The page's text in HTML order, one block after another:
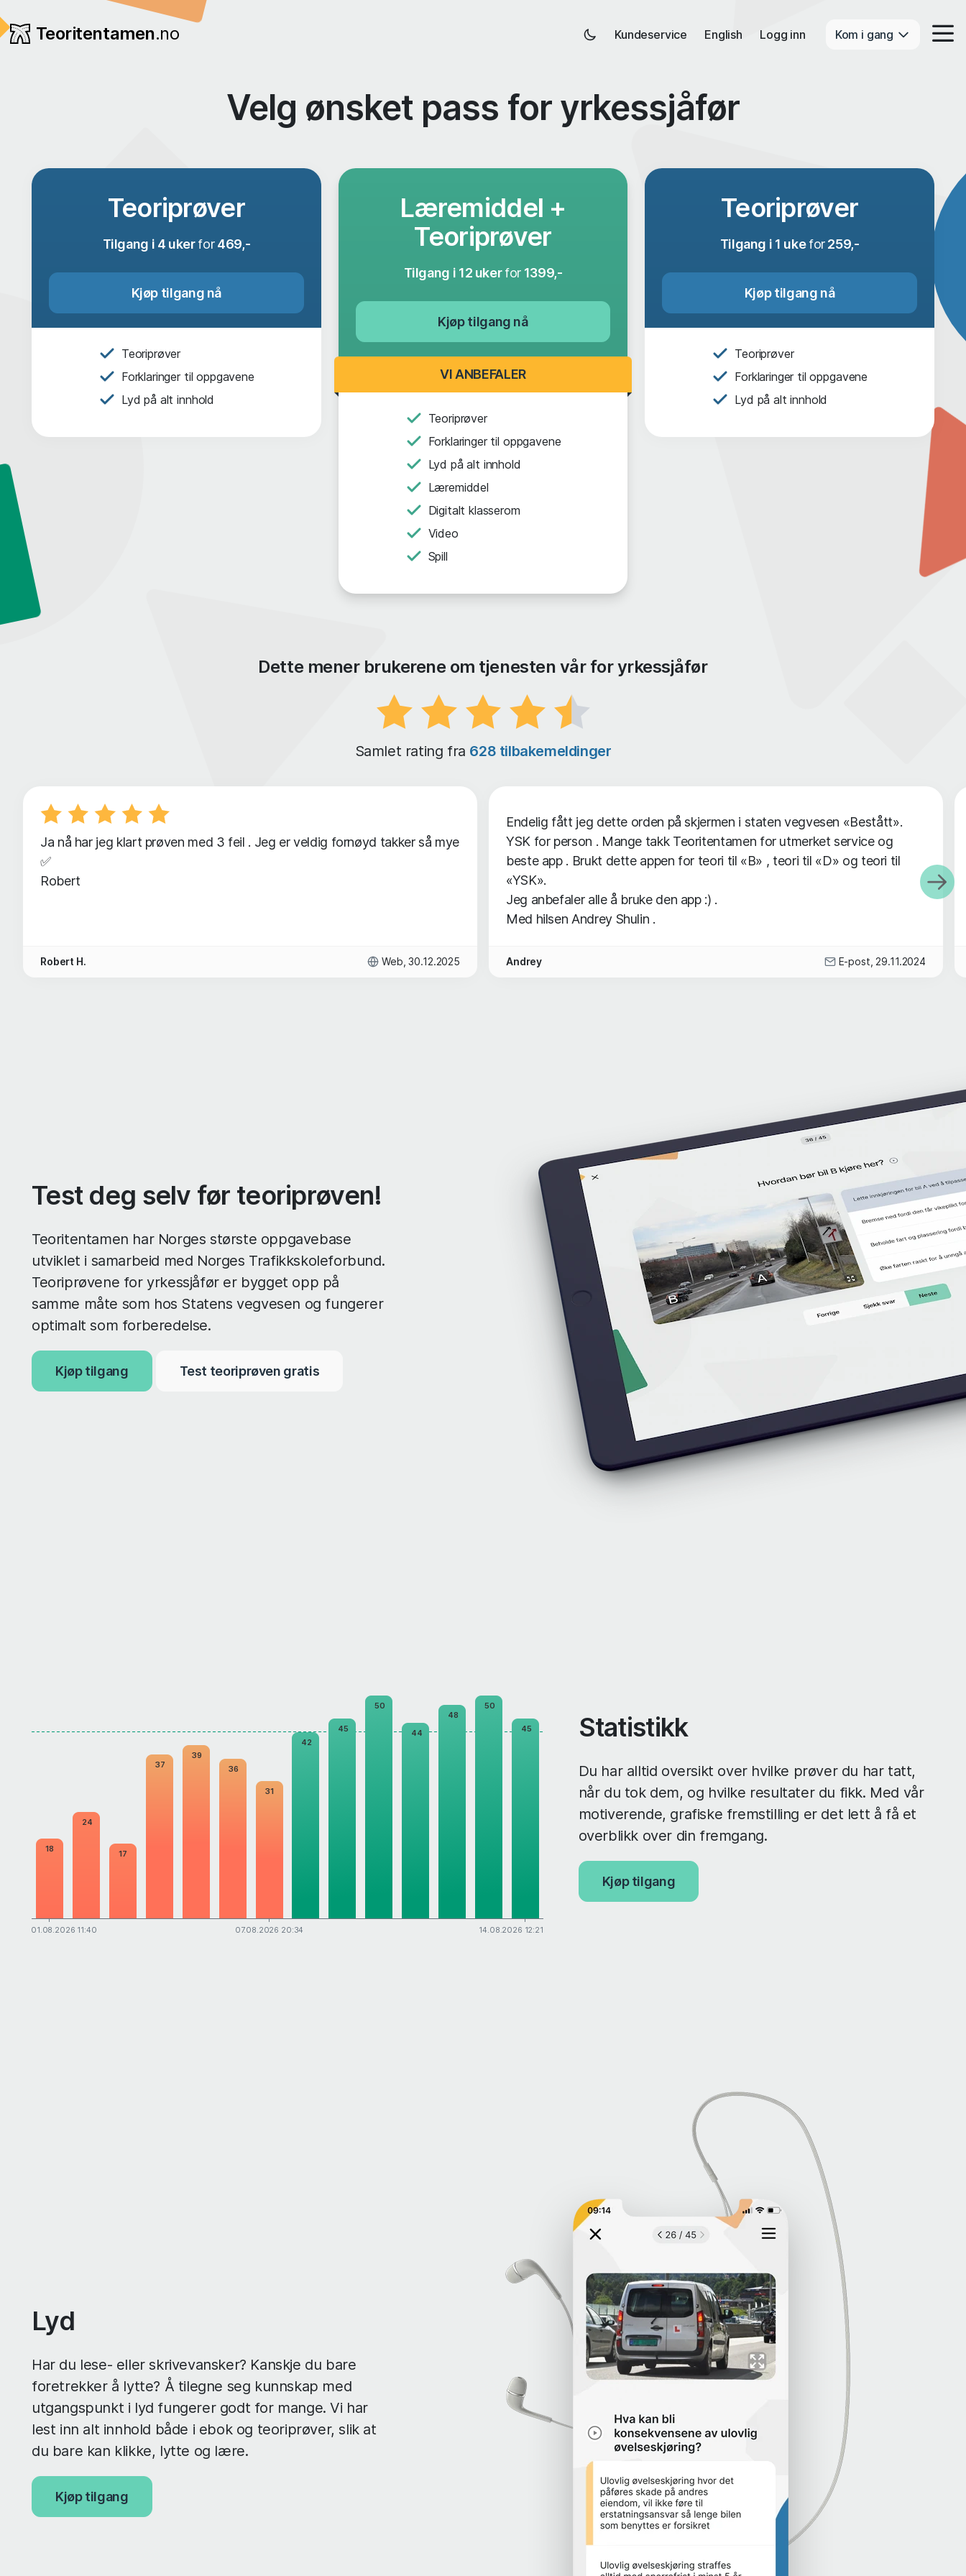
Teoritentamen.no Kundeservice English Logg inn Kom i gang
Velg ønsket pass for yrkessjåfør
Teoriprøver
Tilgang i 4 ukerfor469,-
Kjøp tilgang nå
Teoriprøver
Forklaringer til oppgavene
Lyd på alt innhold
Læremiddel +
Teoriprøver
Tilgang i 12 ukerfor1399,-
Kjøp tilgang nå
VI ANBEFALER
Teoriprøver
Forklaringer til oppgavene
Lyd på alt innhold
Læremiddel
Digitalt klasserom
Video
Spill
Teoriprøver
Tilgang i 1 ukefor259,-
Kjøp tilgang nå
Teoriprøver
Forklaringer til oppgavene
Lyd på alt innhold
Dette mener brukerene om tjenesten vår for yrkessjåfør
Samlet rating fra 628 tilbakemeldinger
Ja nå har jeg klart prøven med 3 feil . Jeg er veldig fornøyd takker så mye
✅
Robert
Robert H. Web, 30.12.2025
Endelig fått jeg dette orden på skjermen i staten vegvesen «Bestått».
YSK for person . Mange takk Teoritentamen for utmerket service og
beste app . Brukt dette appen for teori til «B» , teori til «D» og teori til
«YSK».
Jeg anbefaler alle å bruke den app :) .
Med hilsen Andrey Shulin .
Andrey E-post, 29.11.2024
Test deg selv før teoriprøven!
Teoritentamen har Norges største oppgavebase
utviklet i samarbeid med Norges Trafikkskoleforbund.
Teoriprøvene for yrkessjåfør er bygget opp på
samme måte som hos Statens vegvesen og fungerer
optimalt som forberedelse.
Kjøp tilgang Test teoriprøven gratis
45
50
48
44
50
45
42
31
36
39
37
17
24
18
14.08.2026 12:21
07.08.2026 20:34
01.08.2026 11:40
Statistikk
Du har alltid oversikt over hvilke prøver du har tatt,
når du tok dem, og hvilke resultater du fikk. Med vår
motiverende, grafiske fremstilling er det lett å få et
overblikk over din fremgang.
Kjøp tilgang
Lyd
Har du lese- eller skrivevansker? Kanskje du bare
foretrekker å lytte? Å tilegne seg kunnskap med
utgangspunkt i lyd fungerer godt for mange. Vi har
lest inn alt innhold både i ebok og teoriprøver, slik at
du bare kan klikke, lytte og lære.
Kjøp tilgang